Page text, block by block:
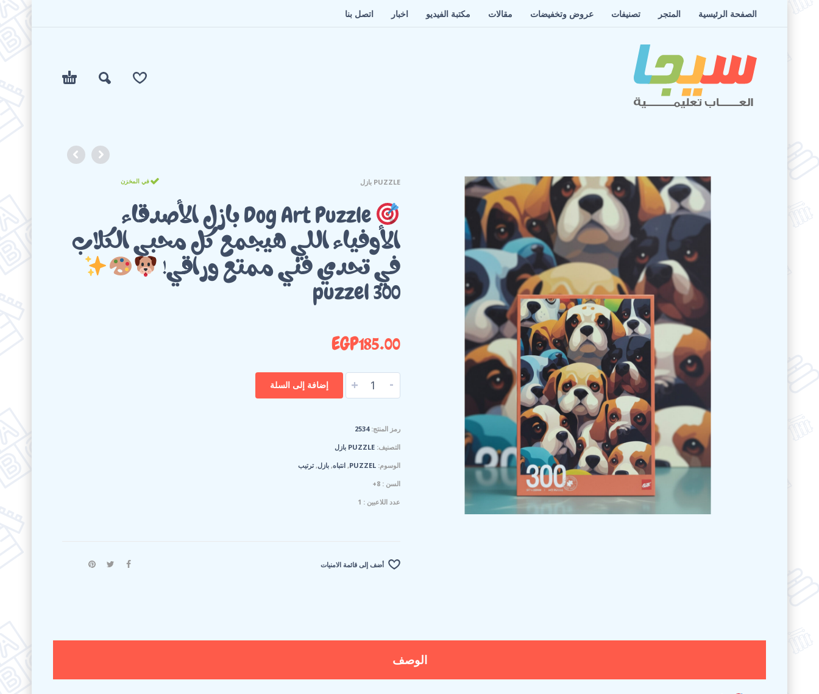
الصفحة الرئيسية المتجر تصنيفات عروض وتخفيضات مقالات مكتبة الفيديو اخبار اتصل بنا
PUZZLE بازل في المخزن
Dog Art Puzzle بازل الأصدقاء
الأوفياء اللي هيجمع كل محبي الكلاب
في تحدي فني ممتع وراقي!
puzzel 300
EGP185.00
-
+ إضافة إلى السلة
رمز المنتج:2534
التصنيف: PUZZLE بازل
الوسوم: PUZZEL
, انتباه, بازل, ترتيب
السن : 8+
عدد اللاعبين : 1
أضف إلى قائمة الامنيات
الوصف